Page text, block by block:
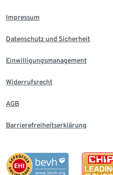
Impressum
Datenschutz und Sicherheit
Einwilligungsmanagement
Widerrufsrecht
AGB
Barrierefreiheitserklärung